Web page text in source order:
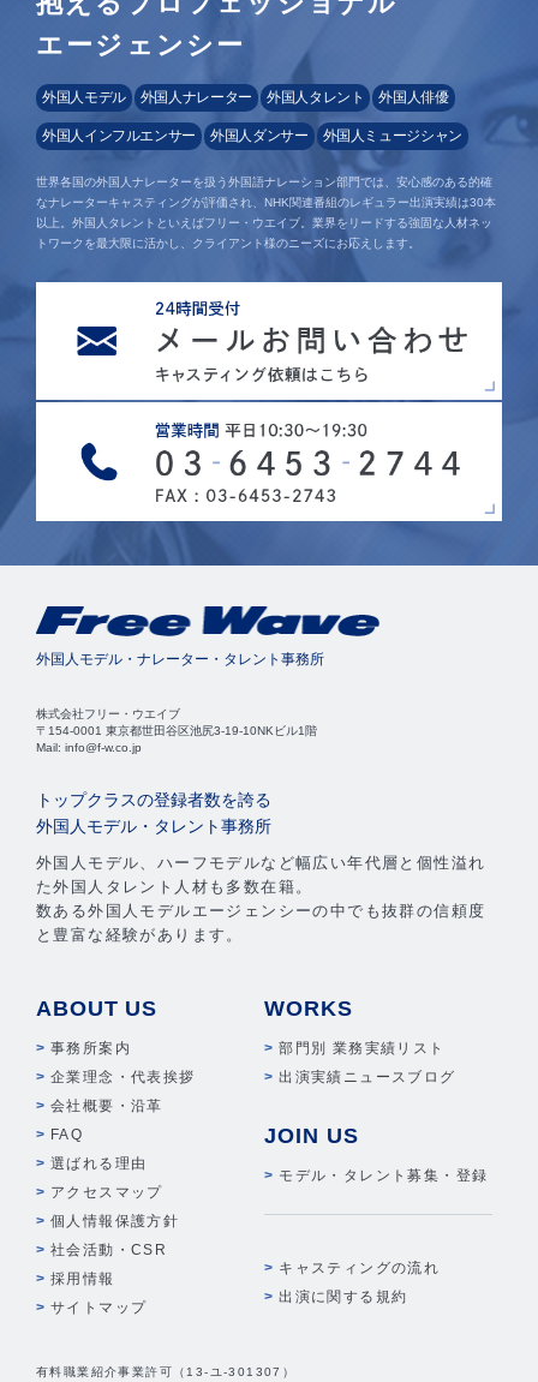
エージェンシー
外国人モデル 外国人ナレーター 外国人タレント 外国人俳優
外国人インフルエンサー 外国人ダンサー 外国人ミュージシャン
世界各国の外国人ナレーターを扱う外国語ナレーション部門では、安心感のある的確
なナレーターキャスティングが評価され、NHK関連番組のレギュラー出演実績は30本
以上。外国人タレントといえばフリー・ウエイブ。業界をリードする強固な人材ネッ
トワークを最大限に活かし、クライアント様のニーズにお応えします。
外国人モデル・ナレーター・タレント事務所
株式会社フリー・ウエイブ
〒154-0001 東京都世田谷区池尻3-19-10NKビル1階
Mail: info@f-w.co.jp
トップクラスの登録者数を誇る
外国人モデル・タレント事務所
外国人モデル、ハーフモデルなど幅広い年代層と個性溢れ
た外国人タレント人材も多数在籍。
数ある外国人モデルエージェンシーの中でも抜群の信頼度
と豊富な経験があります。
ABOUT US
事務所案内
企業理念・代表挨拶
会社概要・沿革
FAQ
選ばれる理由
アクセスマップ
個人情報保護方針
社会活動・CSR
採用情報
サイトマップ
WORKS
部門別 業務実績リスト
出演実績ニュースブログ
JOIN US
モデル・タレント募集・登録
キャスティングの流れ
出演に関する規約
有料職業紹介事業許可（13-ユ-301307）